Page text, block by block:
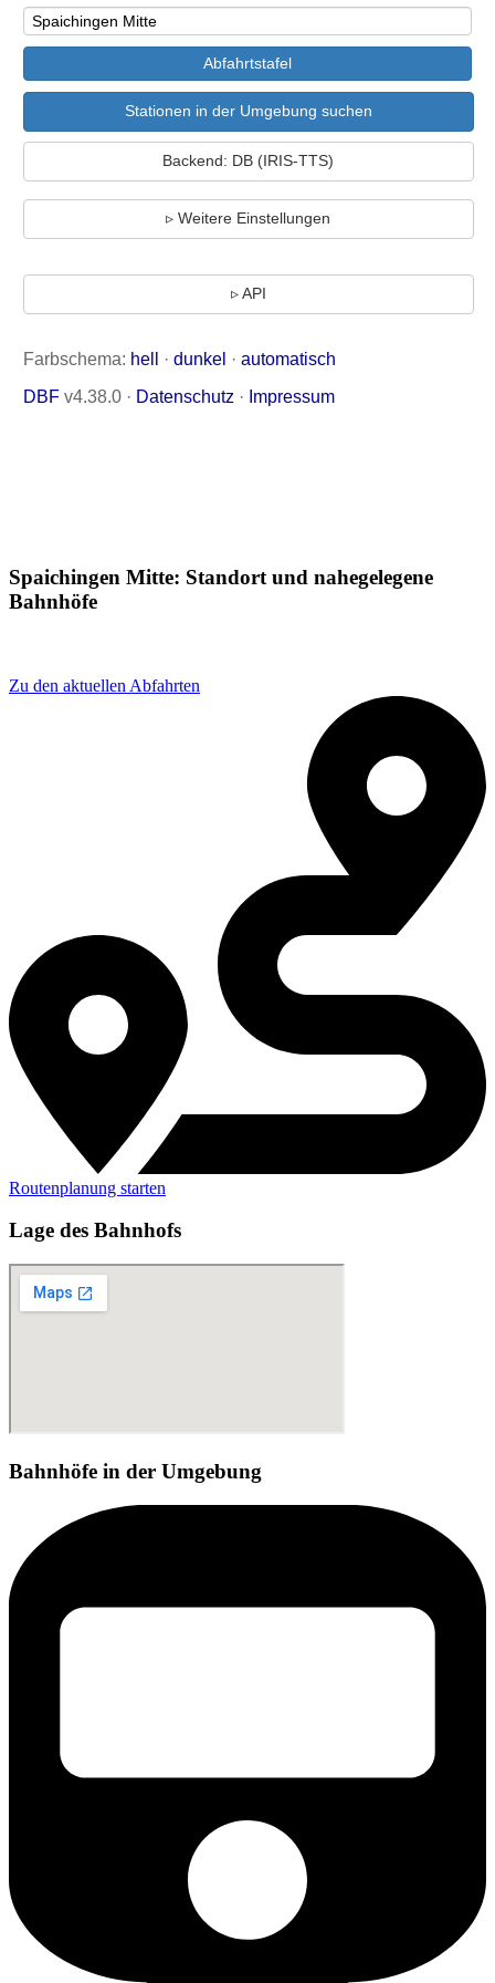
Spaichingen Mitte: Standort und nahegelegene
Bahnhöfe
Zu den aktuellen Abfahrten
Routenplanung starten
Lage des Bahnhofs
Bahnhöfe in der Umgebung